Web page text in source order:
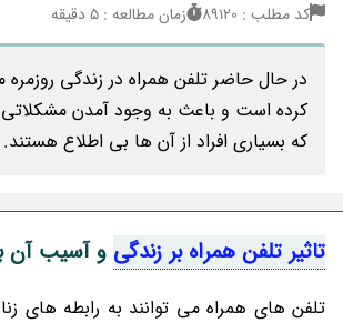
کد مطلب : 89120 زمان مطالعه : 5 دقیقه
در حال حاضر تلفن همراه در زندگی روزمره
کرده است و باعث به وجود آمدن
که بسیاری افراد از آن ها بی اطلاع هستند.
تاثیر تلفن همراه بر زندگی و آسیب آن
تلفن های همراه می توانند به رابطه های